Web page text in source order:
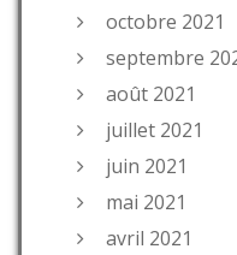
octobre 2021
septembre
août 2021
juillet 2021
juin 2021
mai 2021
avril 2021